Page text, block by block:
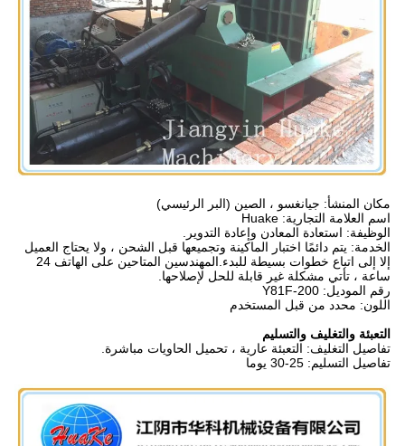
مكان المنشأ: جيانغسو ، الصين (البر الرئيسي)
اسم العلامة التجارية: Huake
الوظيفة: استعادة المعادن وإعادة التدوير.
الخدمة: يتم دائمًا اختبار الماكينة وتجميعها قبل الشحن ، ولا يحتاج العميل
إلا إلى اتباع خطوات بسيطة للبدء.المهندسين المتاحين على الهاتف 24
ساعة ، تأتي مشكلة غير قابلة للحل لإصلاحها.
رقم الموديل: Y81F-200
اللون: محدد من قبل المستخدم
التعبئة والتغليف والتسليم
تفاصيل التغليف: التعبئة عارية ، تحميل الحاويات مباشرة.
تفاصيل التسليم: 25-30 يوما